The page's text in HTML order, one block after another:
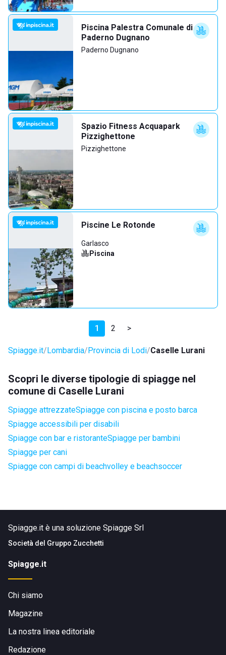
Piscina Palestra Comunale di
Paderno Dugnano
Paderno Dugnano
Spazio Fitness Acquapark
Pizzighettone
Pizzighettone
Piscine Le Rotonde
Garlasco
Piscina
1 2 >
Spiagge.it Lombardia Provincia di Lodi Caselle Lurani
Scopri le diverse tipologie di spiagge nel
comune di Caselle Lurani
Spiagge attrezzateSpiagge con piscina e posto barca
Spiagge accessibili per disabili
Spiagge con bar e ristoranteSpiagge per bambini
Spiagge per cani
Spiagge con campi di beachvolley e beachsoccer
Spiagge.it è una soluzione Spiagge Srl
Società del Gruppo Zucchetti
Spiagge.it
Chi siamo
Magazine
La nostra linea editoriale
Redazione